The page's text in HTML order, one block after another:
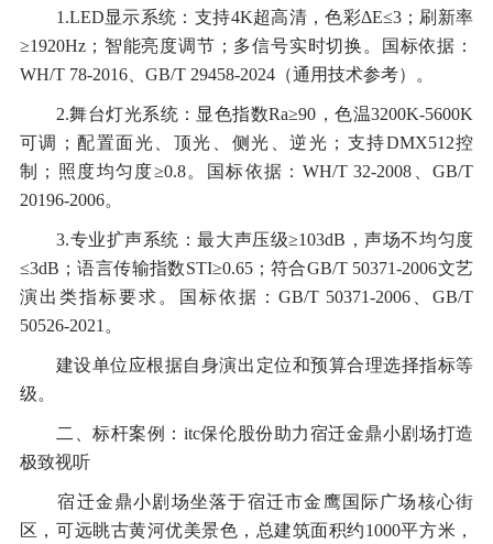
1.LED显示系统：支持4K超高清，色彩ΔE≤3；刷新率
≥1920Hz；智能亮度调节；多信号实时切换。国标依据：
WH/T 78-2016、GB/T 29458-2024（通用技术参考）。
2.舞台灯光系统：显色指数Ra≥90，色温3200K-5600K
可调；配置面光、顶光、侧光、逆光；支持DMX512控
制；照度均匀度≥0.8。国标依据：WH/T 32-2008、GB/T
20196-2006。
3.专业扩声系统：最大声压级≥103dB，声场不均匀度
≤3dB；语言传输指数STI≥0.65；符合GB/T 50371-2006文艺
演出类指标要求。国标依据：GB/T 50371-2006、GB/T
50526-2021。
建设单位应根据自身演出定位和预算合理选择指标等
级。
二、标杆案例：itc保伦股份助力宿迁金鼎小剧场打造
极致视听
宿迁金鼎小剧场坐落于宿迁市金鹰国际广场核心街
区，可远眺古黄河优美景色，总建筑面积约1000平方米，